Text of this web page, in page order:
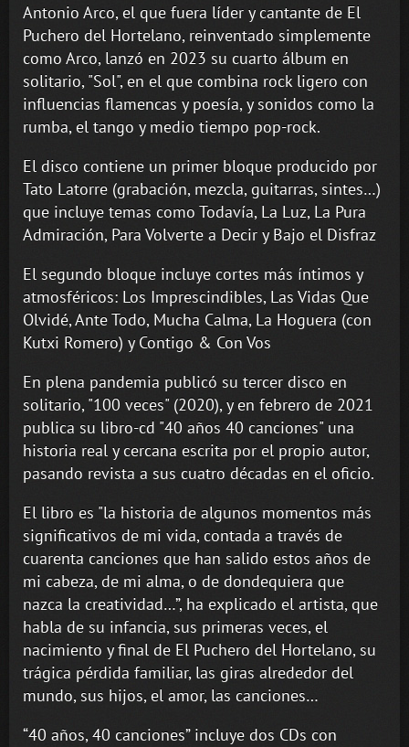
Antonio Arco, el que fuera líder y cantante de El
Puchero del Hortelano, reinventado simplemente
como Arco, lanzó en 2023 su cuarto álbum en
solitario, "Sol", en el que combina rock ligero con
influencias flamencas y poesía, y sonidos como la
rumba, el tango y medio tiempo pop-rock.
El disco contiene un primer bloque producido por
Tato Latorre (grabación, mezcla, guitarras, sintes…)
que incluye temas como Todavía, La Luz, La Pura
Admiración, Para Volverte a Decir y Bajo el Disfraz
El segundo bloque incluye cortes más íntimos y
atmosféricos: Los Imprescindibles, Las Vidas Que
Olvidé, Ante Todo, Mucha Calma, La Hoguera (con
Kutxi Romero) y Contigo & Con Vos
En plena pandemia publicó su tercer disco en
solitario, "100 veces" (2020), y en febrero de 2021
publica su libro-cd "40 años 40 canciones" una
historia real y cercana escrita por el propio autor,
pasando revista a sus cuatro décadas en el oficio.
El libro es "la historia de algunos momentos más
significativos de mi vida, contada a través de
cuarenta canciones que han salido estos años de
mi cabeza, de mi alma, o de dondequiera que
nazca la creatividad…”, ha explicado el artista, que
habla de su infancia, sus primeras veces, el
nacimiento y final de El Puchero del Hortelano, su
trágica pérdida familiar, las giras alrededor del
mundo, sus hijos, el amor, las canciones…
“40 años, 40 canciones” incluye dos CDs con